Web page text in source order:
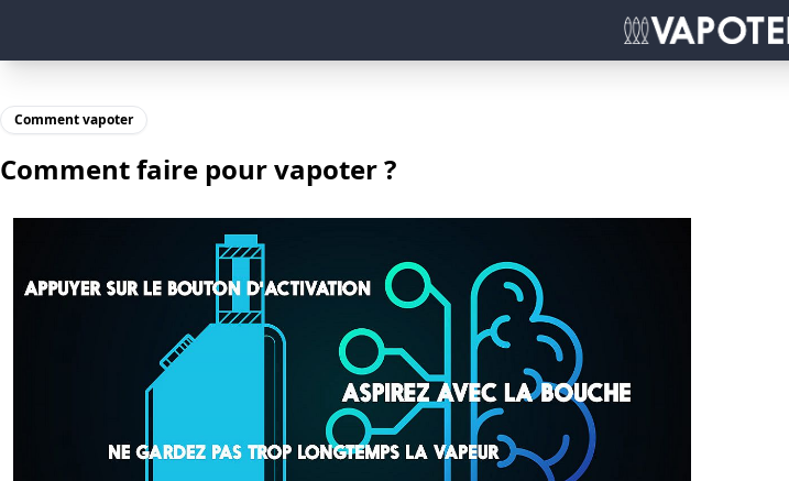
Comment faire pour vapoter ?
Comment vapoter